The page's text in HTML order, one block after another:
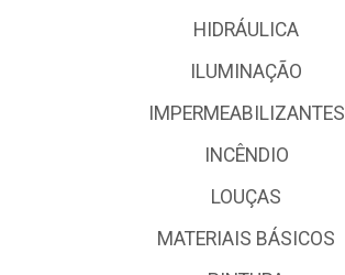
HIDRÁULICA
ILUMINAÇÃO
IMPERMEABILIZANTES
INCÊNDIO
LOUÇAS
MATERIAIS BÁSICOS